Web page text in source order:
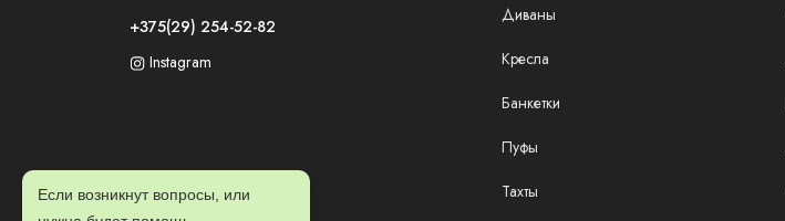
Если возникнут вопросы, или
+375(29) 254-52-82
Instagram
Диваны
Кресла
Банкетки
Пуфы
Тахты